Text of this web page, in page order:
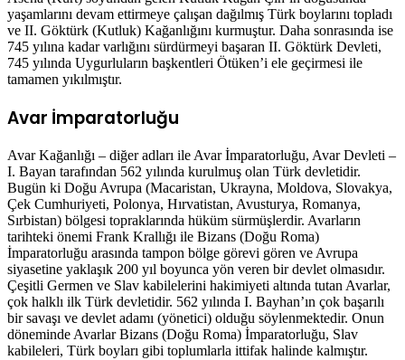
yaşamlarını devam ettirmeye çalışan dağılmış Türk boylarını topladı
ve II. Göktürk (Kutluk) Kağanlığını kurmuştur. Daha sonrasında ise
745 yılına kadar varlığını sürdürmeyi başaran II. Göktürk Devleti,
745 yılında Uygurluların başkentleri Ötüken’i ele geçirmesi ile
tamamen yıkılmıştır.
Avar İmparatorluğu
Avar Kağanlığı – diğer adları ile Avar İmparatorluğu, Avar Devleti –
I. Bayan tarafından 562 yılında kurulmuş olan Türk devletidir.
Bugün ki Doğu Avrupa (Macaristan, Ukrayna, Moldova, Slovakya,
Çek Cumhuriyeti, Polonya, Hırvatistan, Avusturya, Romanya,
Sırbistan) bölgesi topraklarında hüküm sürmüşlerdir. Avarların
tarihteki önemi Frank Krallığı ile Bizans (Doğu Roma)
İmparatorluğu arasında tampon bölge görevi gören ve Avrupa
siyasetine yaklaşık 200 yıl boyunca yön veren bir devlet olmasıdır.
Çeşitli Germen ve Slav kabilelerini hakimiyeti altında tutan Avarlar,
çok halklı ilk Türk devletidir. 562 yılında I. Bayhan’ın çok başarılı
bir savaşı ve devlet adamı (yönetici) olduğu söylenmektedir. Onun
döneminde Avarlar Bizans (Doğu Roma) İmparatorluğu, Slav
kabileleri, Türk boyları gibi toplumlarla ittifak halinde kalmıştır.